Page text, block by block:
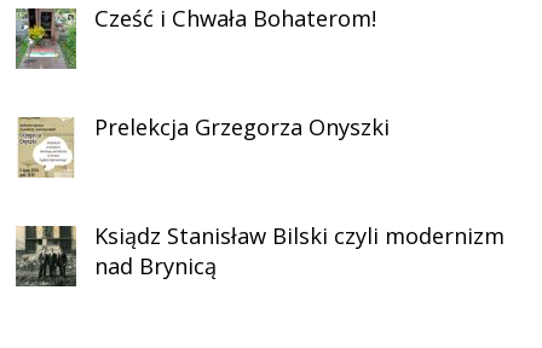
Cześć i Chwała Bohaterom!
Prelekcja Grzegorza Onyszki
Ksiądz Stanisław Bilski czyli modernizm
nad Brynicą